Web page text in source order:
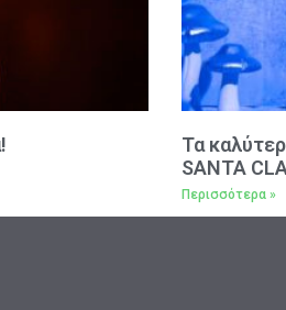
Τα
SANTA
Περισσότερα »